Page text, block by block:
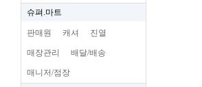
슈펴.마트
판매원 캐셔 진열
매장관리 배달/배송
매니저/점장